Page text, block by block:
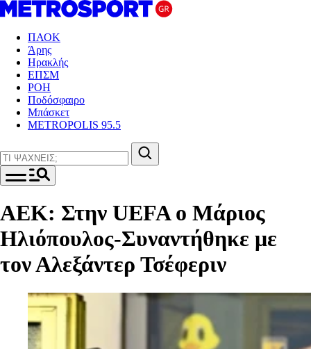
ΠΑΟΚ
Άρης
Ηρακλής
ΕΠΣΜ
ΡΟΗ
Ποδόσφαιρο
Μπάσκετ
METROPOLIS 95.5
ΑΕΚ: Στην UEFA ο Μάριος
Ηλιόπουλος-Συναντήθηκε με
τον Αλεξάντερ Τσέφεριν